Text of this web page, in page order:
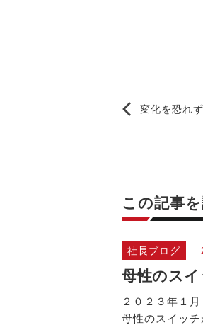
変化を恐れ
この記事
社長ブログ
母性のス
２０２３年１
母性のスイッチ